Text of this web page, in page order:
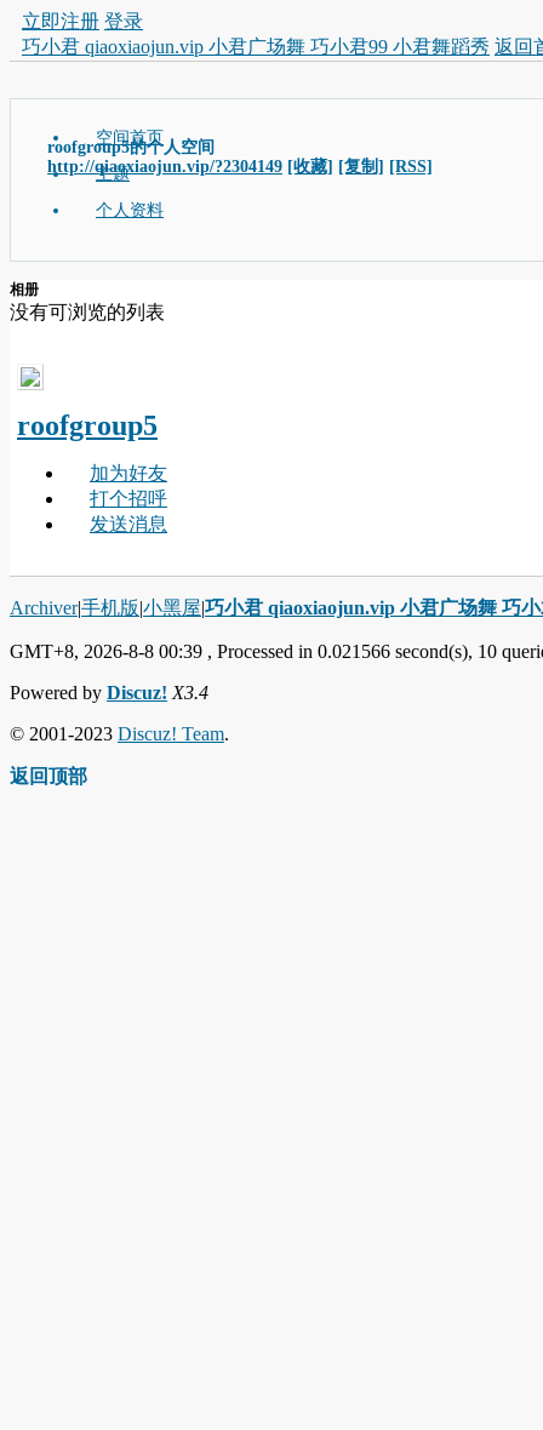
立即注册 登录
巧小君 qiaoxiaojun.vip 小君广场舞 巧小君99 小君舞蹈秀 返回
roofgroup5的个人空间
http://qiaoxiaojun.vip/?2304149 [收藏] [复制] [RSS]
空间首页
主题
个人资料
相册
没有可浏览的列表
roofgroup5
加为好友
打个招呼
发送消息
Archiver|手机版|小黑屋|巧小君 qiaoxiaojun.vip 小君广场舞 巧
GMT+8, 2026-8-8 00:39 , Processed in 0.021566 second(s), 10
Powered by Discuz! X3.4
© 2001-2023 Discuz! Team.
返回顶部